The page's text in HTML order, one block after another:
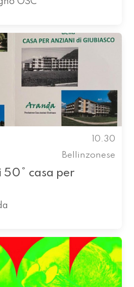
10.30
Bellinzonese
50° casa per